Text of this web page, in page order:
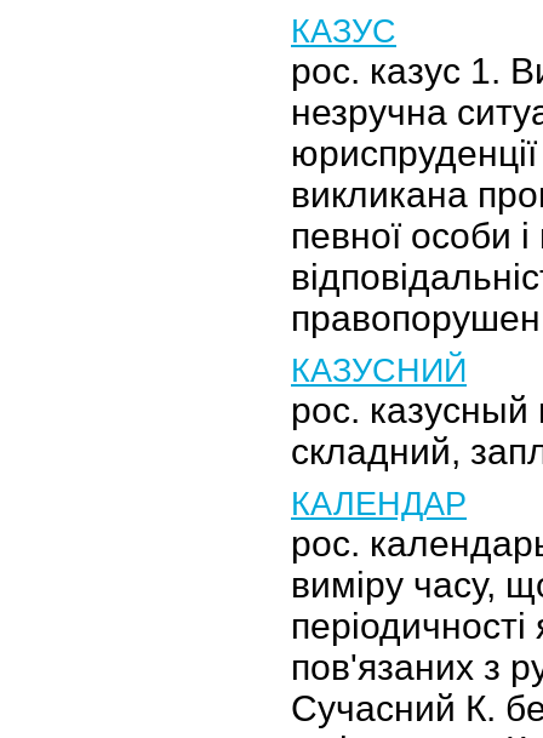
КАЗУС
рос. казус 1.
незручна
викликана
певної особи
КАЗУСНИЙ
рос.
складний,
КАЛЕНДАР
рос.
виміру часу,
пов'язаних з
Сучасний К.